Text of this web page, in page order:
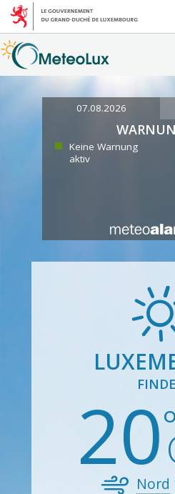
07.08.2026
Keine Warnung
aktiv
20
Nord